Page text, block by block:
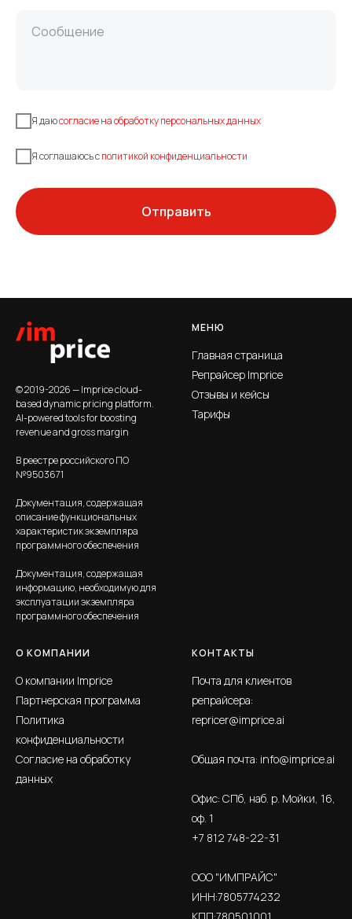
Я даюсогласие на обработку персональных данных
Я соглашаюсь cполитикой конфиденциальности
Отправить
© 2019-2026 — Imprice cloud-
based dynamic pricing platform.
AI-powered tools for boosting
revenue and gross margin
В реестре российского ПО
№9503671
Документация, содержащая
описание функциональных
характеристик экземпляра
программного обеспечения
Документация, содержащая
информацию, необходимую для
эксплуатации экземпляра
программного обеспечения
МЕНЮ
Главная страница
Репрайсер Imprice
Отзывы и кейсы
Тарифы
О КОМПАНИИ
О компании Imprice
Партнерская программа
Политика
конфиденциальности
Согласие на обработку
данных
КОНТАКТЫ
Почта для клиентов
репрайсера:
repricer@imprice.ai
Общая почта: info@imprice.ai
Офис: СПб, наб. р. Мойки, 16,
оф. 1
+7 812 748-22-31
ООО "ИМПРАЙС"
ИНН:7805774232